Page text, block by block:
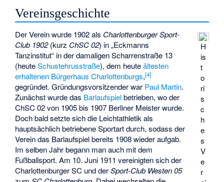
Vereinsgeschichte
H
is
t
o
ri
s
c
h
e
s
V
e
r
Der Verein wurde 1902 als Charlottenburger Sport-
Club 1902(kurz ChSC 02) in „Eckmanns
Tanzinstitut“ in der damaligen Scharrenstraße 13
(heuteSchustehrusstraße), dem heuteältesten
erhaltenen Bürgerhaus Charlottenburgs,[4]
gegründet. Gründungsvorsitzender war Paul Martin.
Zunächst wurde das Barlaufspielbetrieben, wo der
ChSC 02 von 1905 bis 1907 Berliner Meister wurde.
Doch bald setzte sich die Leichtathletik als
hauptsächlich betriebene Sportart durch, sodass der
Verein das Barlaufspiel bereits 1908 wieder aufgab.
Im selben Jahr begann man auch mit dem
Fußballsport. Am 10. Juni 1911 vereinigten sich der
Charlottenburger SC und derSport-Club Westen 05